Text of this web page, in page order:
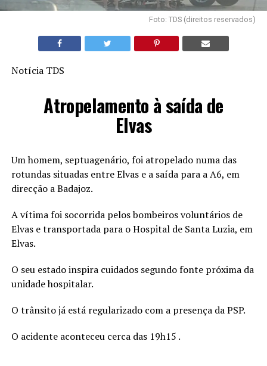
Foto: TDS (direitos reservados)
Notícia TDS
Atropelamento à saída de
Elvas
Um homem, septuagenário, foi atropelado numa das
rotundas situadas entre Elvas e a saída para a A6, em
direcção a Badajoz.
A vítima foi socorrida pelos bombeiros voluntários de
Elvas e transportada para o Hospital de Santa Luzia, em
Elvas.
O seu estado inspira cuidados segundo fonte próxima da
unidade hospitalar.
O trânsito já está regularizado com a presença da PSP.
O acidente aconteceu cerca das 19h15 .